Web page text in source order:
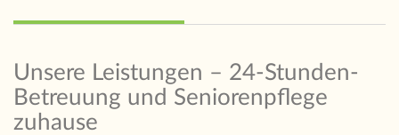
Unsere Leistungen – 24-Stunden-
Betreuung und Seniorenpflege
zuhause